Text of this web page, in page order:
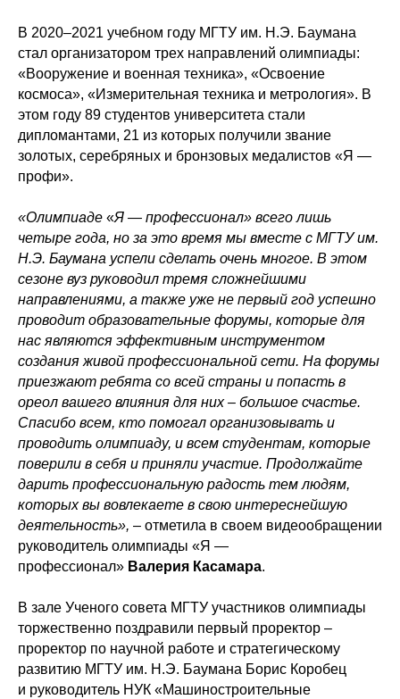
В 2020–2021 учебном году МГТУ им. Н.Э. Баумана
стал организатором трех направлений олимпиады:
«Вооружение и военная техника», «Освоение
космоса», «Измерительная техника и метрология». В
этом году 89 студентов университета стали
дипломантами, 21 из которых получили звание
золотых, серебряных и бронзовых медалистов «Я —
профи».
«Олимпиаде «Я — профессионал» всего лишь
четыре года, но за это время мы вместе с МГТУ им.
Н.Э. Баумана успели сделать очень многое. В этом
сезоне вуз руководил тремя сложнейшими
направлениями, а также уже не первый год успешно
проводит образовательные форумы, которые для
нас являются эффективным инструментом
создания живой профессиональной сети. На форумы
приезжают ребята со всей страны и попасть в
ореол вашего влияния для них – большое счастье.
Спасибо всем, кто помогал организовывать и
проводить олимпиаду, и всем студентам, которые
поверили в себя и приняли участие. Продолжайте
дарить профессиональную радость тем людям,
которых вы вовлекаете в свою интереснейшую
деятельность», – отметила в своем видеообращении
руководитель олимпиады «Я —
профессионал» Валерия Касамара.
В зале Ученого совета МГТУ участников олимпиады
торжественно поздравили первый проректор –
проректор по научной работе и стратегическому
развитию МГТУ им. Н.Э. Баумана Борис Коробец
и руководитель НУК «Машиностроительные